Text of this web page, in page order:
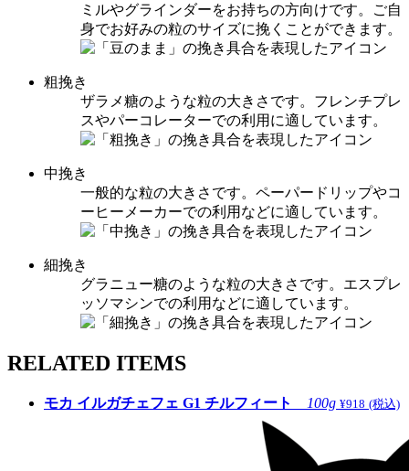
ミルやグラインダーをお持ちの方向けです。ご自
身でお好みの粒のサイズに挽くことができます。
粗挽き
ザラメ糖のような粒の大きさです。フレンチプレ
スやパーコレーターでの利用に適しています。
中挽き
一般的な粒の大きさです。ペーパードリップやコ
ーヒーメーカーでの利用などに適しています。
細挽き
グラニュー糖のような粒の大きさです。エスプレ
ッソマシンでの利用などに適しています。
RELATED ITEMS
モカ イルガチェフェ G1 チルフィート 100g ¥918 (税込)